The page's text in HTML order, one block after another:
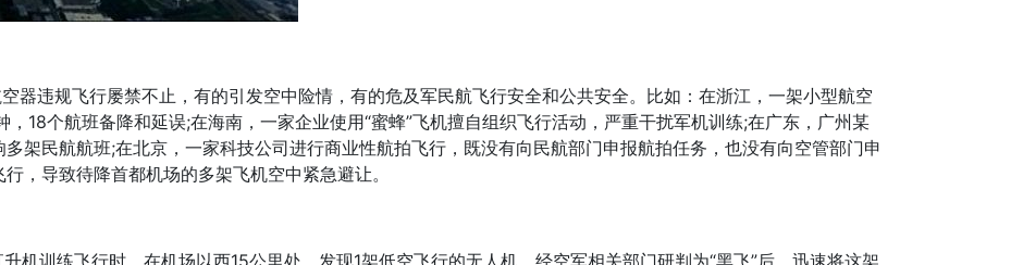
器违规飞行屡禁不止，有的引发空中险情，有的危及军民航飞行安全和公共安全。比如：在浙江，一架小型航空
18个航班备降和延误;在海南，一家企业使用“蜜蜂”飞机擅自组织飞行活动，严重干扰军机训练;在广东，广州某
架民航航班;在北京，一家科技公司进行商业性航拍飞行，既没有向民航部门申报航拍任务，也没有向空管部门申
，导致待降首都机场的多架飞机空中紧急避让。
机训练飞行时，在机场以西15公里处，发现1架低空飞行的无人机，经空军相关部门研判为“黑飞”后，迅速将这架